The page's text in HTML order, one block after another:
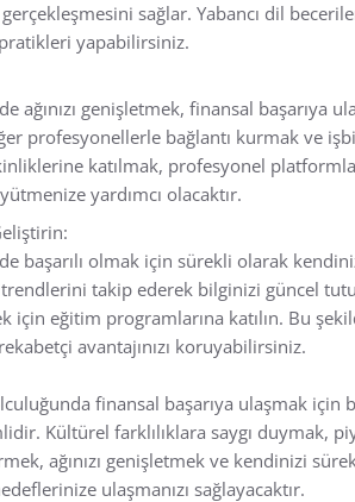
gerçekleşmesini sağlar. Yabancı dil
yapabilirsiniz.
ağınızı genişletmek, finansal başarıya
profesyonellerle bağlantı kurmak ve
katılmak, profesyonel
yardımcı olacaktır.
başarılı olmak için sürekli olarak
takip ederek bilginizi güncel
için eğitim programlarına katılın. Bu
avantajınızı koruyabilirsiniz.
finansal başarıya ulaşmak için
Kültürel farklılıklara saygı duymak,
ağınızı genişletmek ve kendinizi
ulaşmanızı sağlayacaktır.